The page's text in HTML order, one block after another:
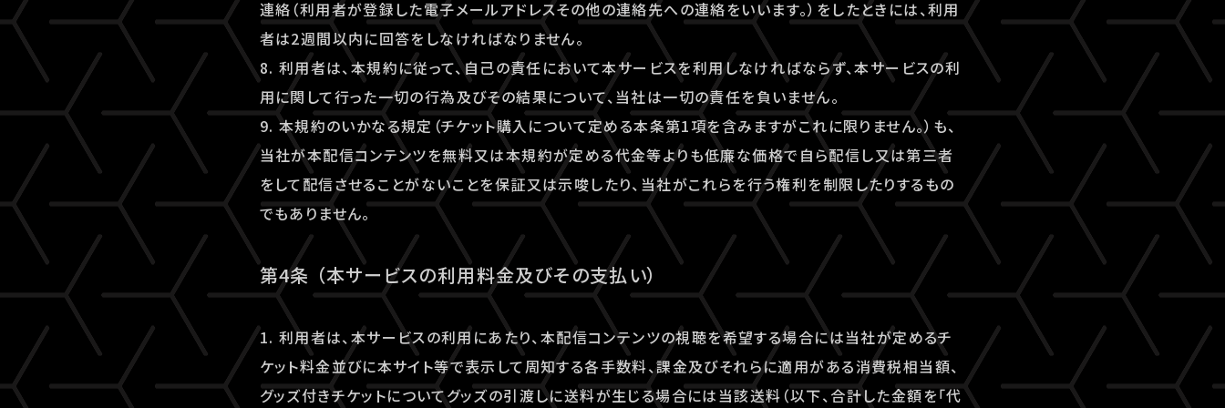
連絡（利用者が登録した電子メールアドレスその他の連絡先への連絡をいいます。）をしたときには、利用
者は2週間以内に回答をしなければなりません。
8. 利用者は、本規約に従って、自己の責任において本サービスを利用しなければならず、本サービスの利
用に関して行った一切の行為及びその結果について、当社は一切の責任を負いません。
9. 本規約のいかなる規定（チケット購入について定める本条第1項を含みますがこれに限りません。）も、
当社が本配信コンテンツを無料又は本規約が定める代金等よりも低廉な価格で自ら配信し又は第三者
をして配信させることがないことを保証又は示唆したり、当社がこれらを行う権利を制限したりするもの
でもありません。
第4条 （本サービスの利用料金及びその支払い）
1. 利用者は、本サービスの利用にあたり、本配信コンテンツの視聴を希望する場合には当社が定めるチ
ケット料金並びに本サイト等で表示して周知する各手数料、課金及びそれらに適用がある消費税相当額、
グッズ付きチケットについてグッズの引渡しに送料が生じる場合には当該送料（以下、合計した金額を「代